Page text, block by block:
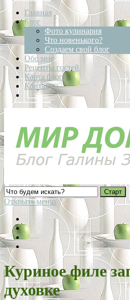
Главная
Блог
Фото кулинария
Что новенького?
Создаем свой блог
Обо мне
Рецепты гостей
Карта блога
Контакты
Открыть меню
Куриное филе
духовке